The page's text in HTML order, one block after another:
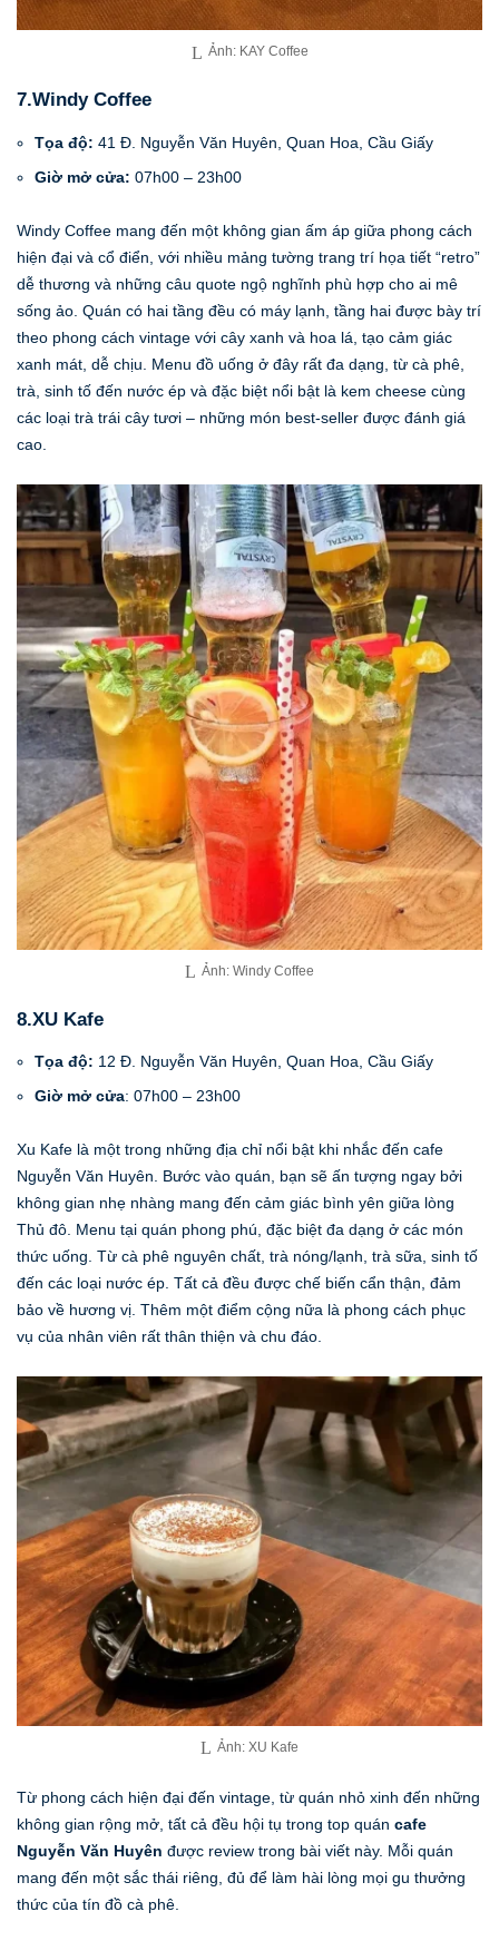
Ảnh: KAY Coffee
7.Windy Coffee
Tọa độ: 41 Đ. Nguyễn Văn Huyên, Quan Hoa, Cầu Giấy
Giờ mở cửa: 07h00 – 23h00
Windy Coffee mang đến một không gian ấm áp giữa phong cách
hiện đại và cổ điển, với nhiều mảng tường trang trí họa tiết “retro”
dễ thương và những câu quote ngộ nghĩnh phù hợp cho ai mê
sống ảo. Quán có hai tầng đều có máy lạnh, tầng hai được bày trí
theo phong cách vintage với cây xanh và hoa lá, tạo cảm giác
xanh mát, dễ chịu. Menu đồ uống ở đây rất đa dạng, từ cà phê,
trà, sinh tố đến nước ép và đặc biệt nổi bật là kem cheese cùng
các loại trà trái cây tươi – những món best-seller được đánh giá
cao.
Ảnh: Windy Coffee
8.XU Kafe
Tọa độ: 12 Đ. Nguyễn Văn Huyên, Quan Hoa, Cầu Giấy
Giờ mở cửa: 07h00 – 23h00
Xu Kafe là một trong những địa chỉ nổi bật khi nhắc đến cafe
Nguyễn Văn Huyên. Bước vào quán, bạn sẽ ấn tượng ngay bởi
không gian nhẹ nhàng mang đến cảm giác bình yên giữa lòng
Thủ đô. Menu tại quán phong phú, đặc biệt đa dạng ở các món
thức uống. Từ cà phê nguyên chất, trà nóng/lạnh, trà sữa, sinh tố
đến các loại nước ép. Tất cả đều được chế biến cẩn thận, đảm
bảo về hương vị. Thêm một điểm cộng nữa là phong cách phục
vụ của nhân viên rất thân thiện và chu đáo.
Ảnh: XU Kafe
Từ phong cách hiện đại đến vintage, từ quán nhỏ xinh đến những
không gian rộng mở, tất cả đều hội tụ trong top quán cafe
Nguyễn Văn Huyên được review trong bài viết này. Mỗi quán
mang đến một sắc thái riêng, đủ để làm hài lòng mọi gu thưởng
thức của tín đồ cà phê.